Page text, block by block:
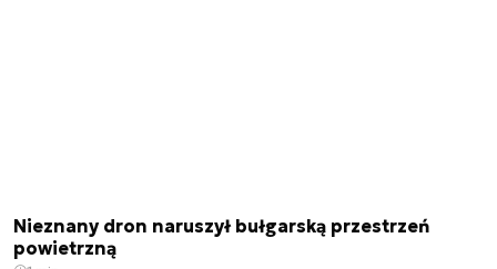
Nieznany dron naruszył bułgarską przestrzeń
powietrzną